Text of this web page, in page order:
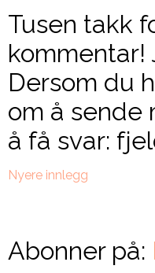
Tusen takk
kommentar!
Dersom du
om å sende
å få svar:
Nyere innlegg
Abonner på: